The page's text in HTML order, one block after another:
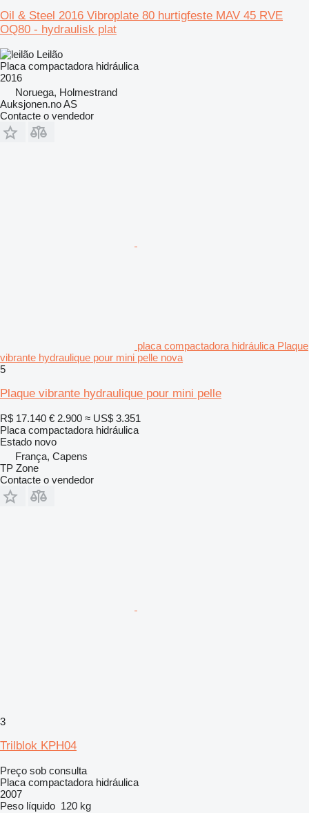
Oil & Steel 2016 Vibroplate 80 hurtigfeste MAV 45 RVE
OQ80 - hydraulisk plat
Leilão
Placa compactadora hidráulica
2016
Noruega, Holmestrand
Auksjonen.no AS
Contacte o vendedor
placa compactadora hidráulica Plaque
vibrante hydraulique pour mini pelle nova
5
Plaque vibrante hydraulique pour mini pelle
R$ 17.140 € 2.900 ≈ US$ 3.351
Placa compactadora hidráulica
Estado novo
França, Capens
TP Zone
Contacte o vendedor
3
Trilblok KPH04
Preço sob consulta
Placa compactadora hidráulica
2007
Peso líquido 120 kg